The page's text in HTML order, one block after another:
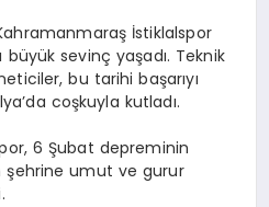
İstiklalspor
sevinç yaşadı. Teknik
bu tarihi başarıyı
coşkuyla kutladı.
6 Şubat depreminin
şehrine umut ve gurur